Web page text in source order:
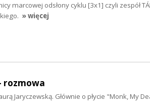
marcowej odsłony cyklu [3x1] czyli zespół
» więcej
rozmowa
Jaryczewską. Głównie o płycie "Monk, My